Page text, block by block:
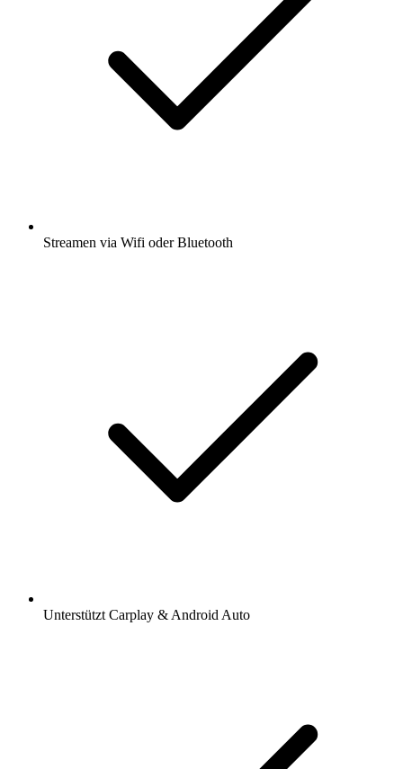
Streamen via Wifi oder Bluetooth
Unterstützt Carplay & Android Auto